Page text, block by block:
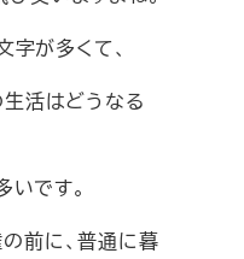
字が多くて、
生活はどうなる
いです。
前に、普通に暮